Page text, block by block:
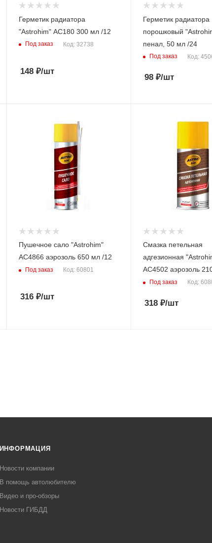
Герметик радиатора
"Astrohim" AC180 300 мл /12
Под заказ Код: 32738
148 ₽/шт
Герметик радиатора
порошковый
пенал, 50 мл /24
Под заказ Код:
98₽/шт
Пушечное сало "Astrohim"
АС4866 аэрозоль 650 мл /12
Под заказ Код: 60801
316 ₽/шт
Смазка петельная
адгезионная
AC4502 аэрозоль
Под заказ Код:
318₽/шт
ИНФОРМАЦИЯ
Новости компании
В помощь автолюбителю
Видео и про-обзоры
Новости ГИБДД